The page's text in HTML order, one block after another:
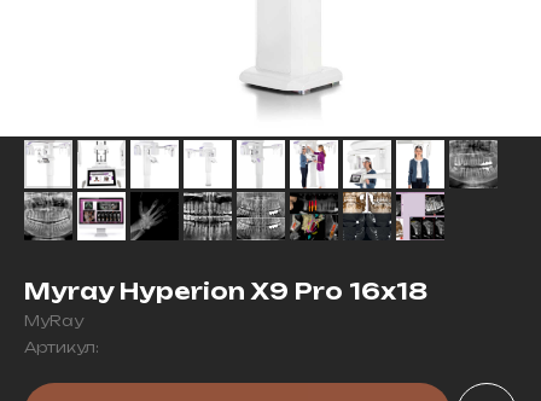
Myray Hyperion X9 Pro 16х18
MyRay
Артикул: